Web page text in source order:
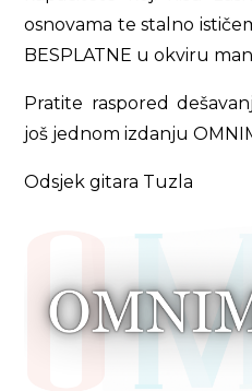
osnovama te stalno
BESPLATNE u okviru
Pratite raspored
još jednom izdanju
Odsjek gitara Tuzla